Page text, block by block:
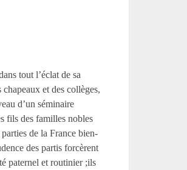
tout l’éclat de sa
et des collèges,
d’un séminaire
fils des familles nobles
de la France bien-
des partis forcèrent
paternel et routinier ;ils